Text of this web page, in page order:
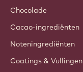
Chocolade
Cacao-ingrediënten
Noteningrediënten
Coatings & Vullingen